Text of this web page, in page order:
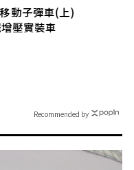
動子彈車(上)
壓實裝車
Recommended by